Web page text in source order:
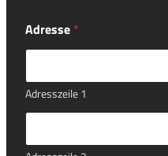
Adresse *
Adresszeile 1